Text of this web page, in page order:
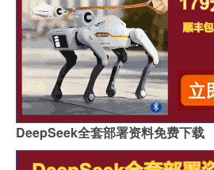
DeepSeek全套部署资料免费下载